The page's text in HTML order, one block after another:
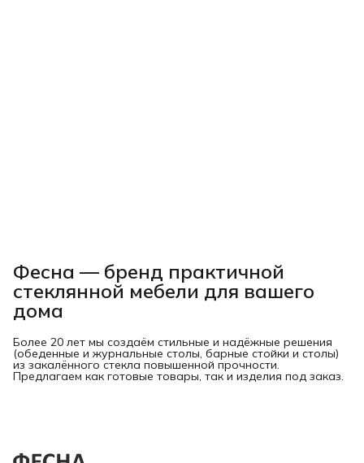
Фесна — бренд практичной
стеклянной мебели для вашего
дома
Более 20 лет мы создаём стильные и надёжные решения
(обеденные и журнальные столы, барные стойки и столы)
из закалённого стекла повышенной прочности.
Предлагаем как готовые товары, так и изделия под заказ.